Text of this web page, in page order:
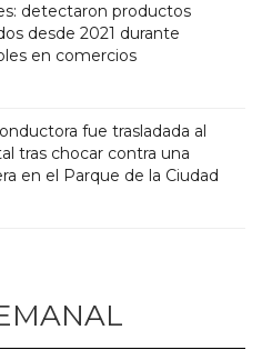
detectaron productos
desde 2021 durante
en comercios
fue trasladada al
tras chocar contra una
en el Parque de la Ciudad